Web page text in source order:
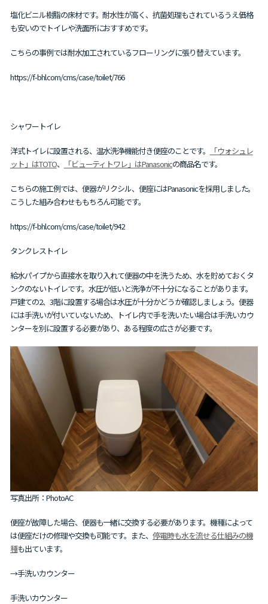
塩化ビニル樹脂の床材です。耐水性が高く、抗菌処理もされているうえ価格
も安いのでトイレや洗面所におすすめです。
こちらの事例では耐水加工されているフローリングに張り替えています。
https://f-bhl.com/cms/case/toilet/766
シャワートイレ
洋式トイレに設置される、温水洗浄機能付き便座のことです。
「ウォシュレ
ット」はTOTO、 「ビューティトワレ」はPanasonicの商品名です。
こちらの施工例では、便器がリクシル、便座にはPanasonicを採用しました。
こうした組み合わせももちろん可能です。
https://f-bhl.com/cms/case/toilet/942
タンクレストイレ
給水パイプから直接水を取り入れて便器の中を洗うため、水を貯めておくタ
ンクのないトイレです。水圧が低いと洗浄が不十分になることがあります。
戸建ての2、3階に設置する場合は水圧が十分かどうか確認しましょう。 便器
には手洗いが付いていないため、トイレ内で手を洗いたい場合は手洗いカウ
ンターを別に設置する必要があり、ある程度の広さが必要です。
写真出所：PhotoAC
便座が故障した場合、便器も一緒に交換する必要があります。 機種によって
は便座だけの修理や交換も可能です。また、停電時も水を流せる仕組みの機
種も出ています。
→手洗いカウンター
手洗いカウンター